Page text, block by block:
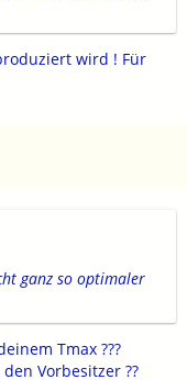
wird ! Für
ganz so optimaler
Tmax ???
Vorbesitzer ??